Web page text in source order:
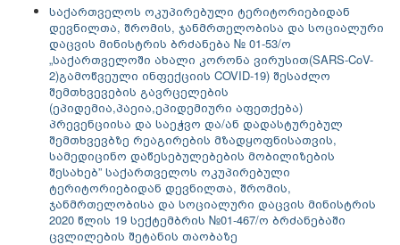
საქართველოს ოკუპირებული ტერიტორიებიდან
დევნილთა, შრომის, ჯანმრთელობისა და სოციალური
დაცვის მინისტრის ბრძანება № 01-53/ო
„საქართველოში ახალი კორონა ვირუსით(SARS-CoV-
2)გამოწვეული ინფექციის COVID-19) შესაძლო
შემთხვევების გავრცელების
(ეპიდემია,პაეია,ეპიდემიური აფეთქება)
პრევენციისა და საეჭვო და/ან დადასტურებულ
შემთხვევბზე რეაგირების მზადყოფნისათვის,
სამედიცინო დაწესებულებების მობილიზების
შესახებ” საქართველოს ოკუპირებული
ტერიტორიებიდან დევნილთა, შრომის,
ჯანმრთელობისა და სოციალური დაცვის მინისტრის
2020 წლის 19 სექტემბრის №01-467/ო ბრძანებაში
ცვლილების შეტანის თაობაზე